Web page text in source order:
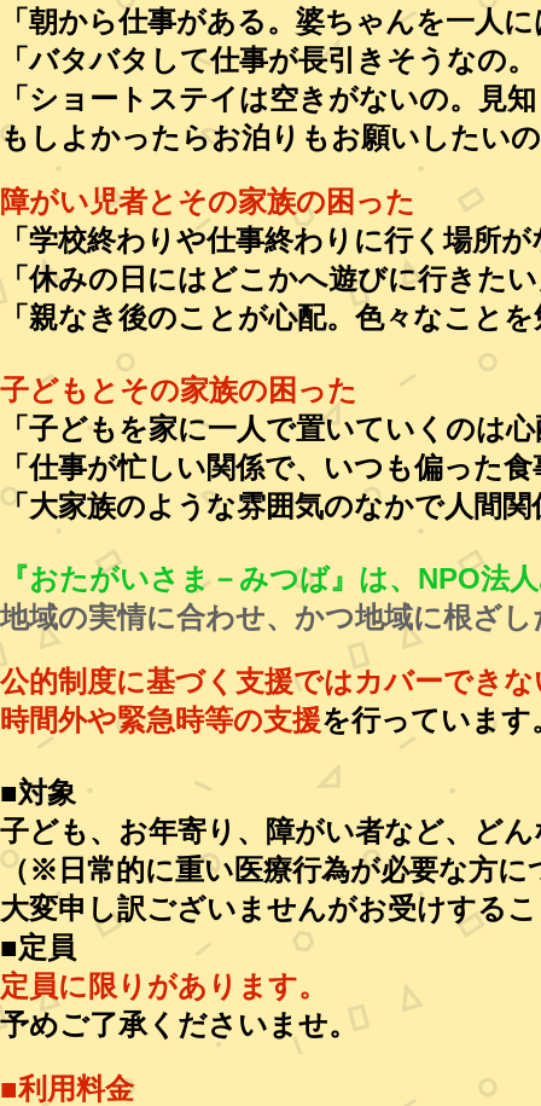
「朝から仕事がある。婆ちゃんを一人
「バタバタして仕事が長引きそうなの
「ショートステイは空きがないの。見
もしよかったらお泊りもお願いしたい
障がい児者とその家族の困った
「学校終わりや仕事終わりに行く場所
「休みの日にはどこかへ遊びに行きた
「親なき後のことが心配。色々なこと
子どもとその家族の困った
「子どもを家に一人で置いていくのは
「仕事が忙しい関係で、いつも偏った
「大家族のような雰囲気のなかで人間
『おたがいさま－みつば』は、NPO法
地域の実情に合わせ、かつ地域に根ざ
公的制度に基づく支援ではカバーできな
時間外や緊急時等の支援を行っています
■対象
子ども、お年寄り、障がい者など、ど
（※日常的に重い医療行為が必要な方に
大変申し訳ございませんがお受けする
■定員
定員に限りがあります。
予めご了承くださいませ。
■利用料金